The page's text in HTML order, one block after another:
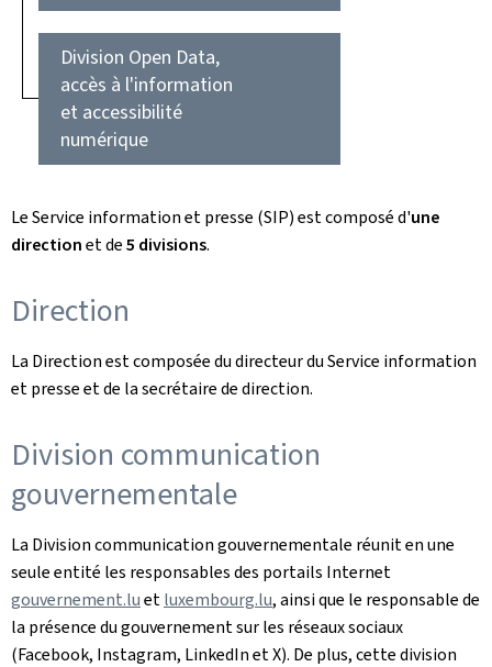
Division Open Data,
accès à l'information
et accessibilité
numérique
Le Service information et presse (SIP) est composé d'une
directionet de5 divisions.
Direction
La Direction est composée du directeur du Service information
et presse et de la secrétaire de direction.
Division communication
gouvernementale
La Division communication gouvernementale réunit en une
seule entité les responsables des portails Internet
gouvernement.luetluxembourg.lu, ainsi que le responsable de
la présence du gouvernement sur les réseaux sociaux
(Facebook, Instagram, LinkedIn et X). De plus, cette division